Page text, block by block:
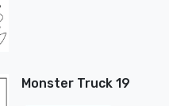
Monster Truck 19